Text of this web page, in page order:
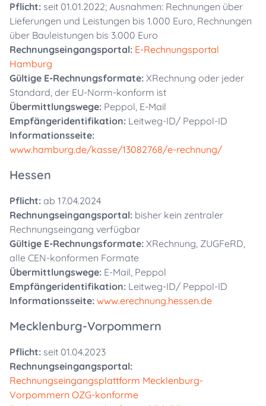
Pflicht: seit 01.01.2022; Ausnahmen: Rechnungen über
Lieferungen und Leistungen bis 1.000 Euro, Rechnungen
über Bauleistungen bis 3.000 Euro
Rechnungseingangsportal: E-Rechnungsportal
Hamburg
Gültige E-Rechnungsformate: XRechnung oder jeder
Standard, der EU-Norm-konform ist
Übermittlungswege: Peppol, E-Mail
Empfängeridentifikation: Leitweg-ID/ Peppol-ID
Informationsseite:
www.hamburg.de/kasse/13082768/e-rechnung/
Hessen
Pflicht: ab 17.04.2024
Rechnungseingangsportal: bisher kein zentraler
Rechnungseingang verfügbar
Gültige E-Rechnungsformate: XRechnung, ZUGFeRD,
alle CEN-konformen Formate
Übermittlungswege: E-Mail, Peppol
Empfängeridentifikation: Leitweg-ID/ Peppol-ID
Informationsseite: www.erechnung.hessen.de
Mecklenburg-Vorpommern
Pflicht: seit 01.04.2023
Rechnungseingangsportal:
Rechnungseingangsplattform Mecklenburg-
Vorpommern OZG-konforme